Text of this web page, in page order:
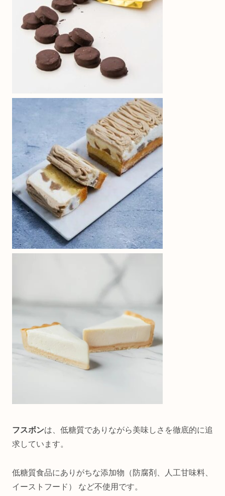
フスボンは、低糖質でありながら美味しさを徹底的に追
求しています。
低糖質食品にありがちな添加物（防腐剤、人工甘味料、
イーストフード） など不使用です。